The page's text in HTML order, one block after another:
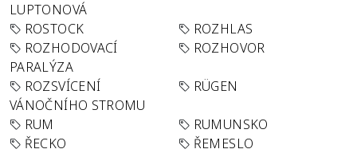
LUPTONOVÁ
ROSTOCK
ROZHLAS
ROZHODOVACÍ
PARALÝZA
ROZHOVOR
ROZSVÍCENÍ
VÁNOČNÍHO STROMU
RÜGEN
RUM
RUMUNSKO
ŘECKO
ŘEMESLO